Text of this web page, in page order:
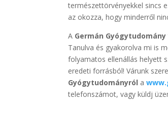
természettörvényekkel sincs
az okozza, hogy minderről
A Germán Gyógytudomány
Tanulva és gyakorolva mi is
folyamatos ellenállás helyett
eredeti forrásból! Várunk
Gyógytudományról a
telefonszámot, vagy küldj